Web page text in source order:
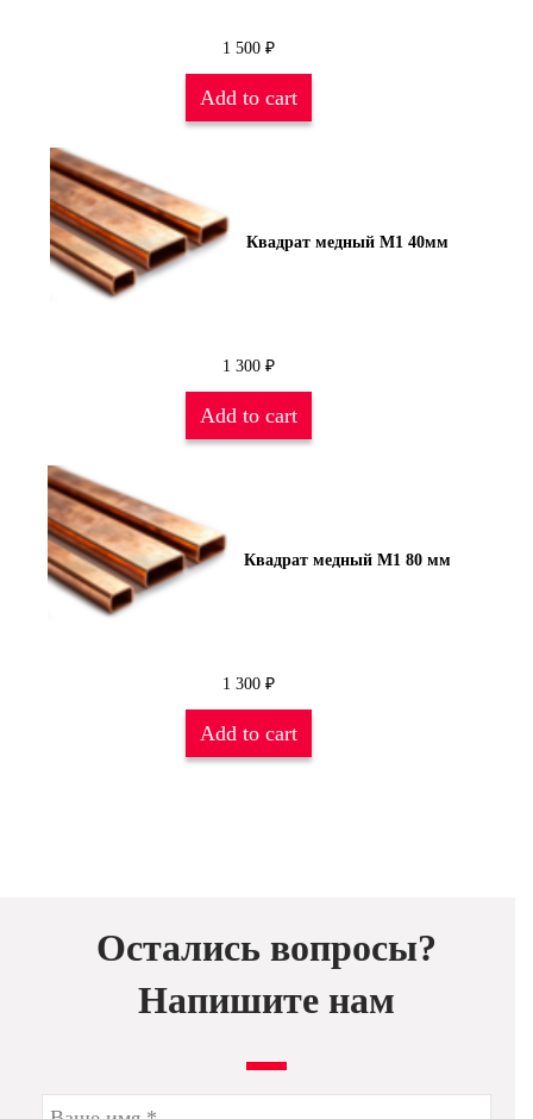
1 500 ₽
Add to cart
Квадрат медный М1 40мм
1 300 ₽
Add to cart
Квадрат медный М1 80 мм
1 300 ₽
Add to cart
Остались вопросы?
Напишите нам